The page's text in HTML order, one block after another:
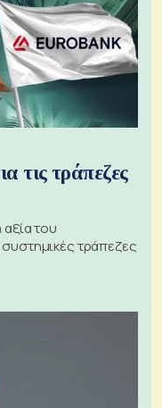
τις τράπεζες
του
τράπεζες